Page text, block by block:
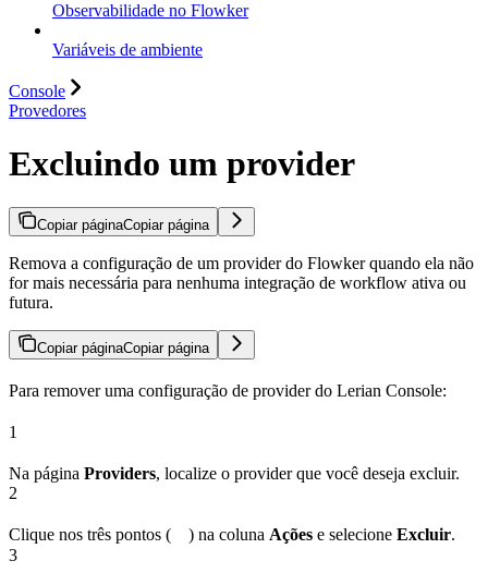
Observabilidade no Flowker
Variáveis de ambiente
Console
Provedores
Excluindo um provider
Copiar páginaCopiar página
Remova a configuração de um provider do Flowker quando ela não
for mais necessária para nenhuma integração de workflow ativa ou
futura.
Copiar páginaCopiar página
Para remover uma configuração de provider do Lerian Console:
1
Na página Providers, localize o provider que você deseja excluir.
2
Clique nos três pontos ( ) na coluna Ações e selecione Excluir.
3